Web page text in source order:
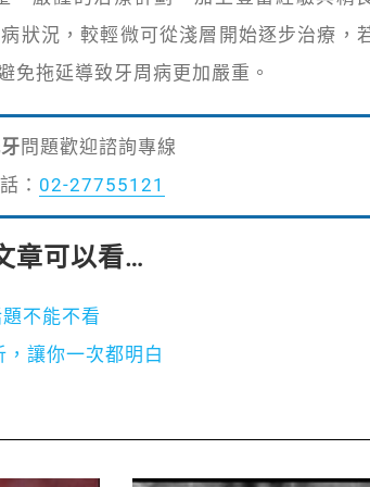
狀況，較輕微可從淺層開始逐步治療，
免拖延導致牙周病更加嚴重。
問題歡迎諮詢專線
： 02-27755121
章可以看…
不能不看
讓你一次都明白